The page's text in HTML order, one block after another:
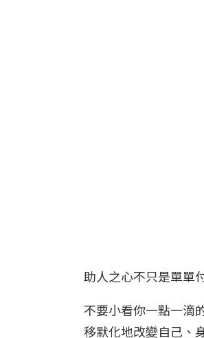
助人之心不只是單單
不要小看你一點一滴
移默化地改變自己、